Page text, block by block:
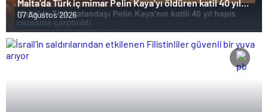
Malta’da Türk iç mimar Pelin Kaya’yı öldüren katil 40 yıl
hapis cezasına çarptırıldı
07 Ağustos 2026